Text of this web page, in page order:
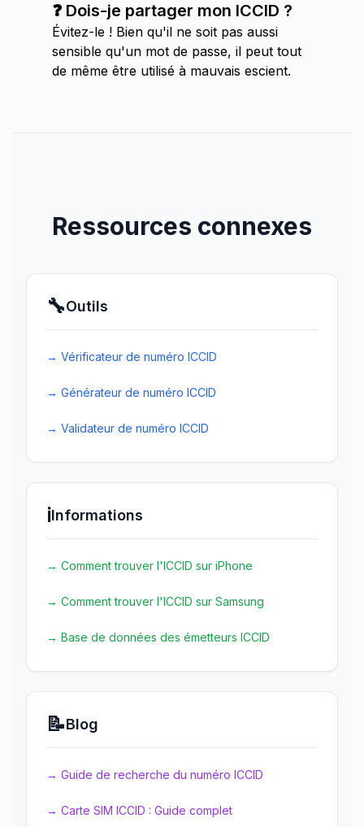
❓ Dois-je partager mon ICCID ?
Évitez-le ! Bien qu'il ne soit pas aussi
sensible qu'un mot de passe, il peut tout
de même être utilisé à mauvais escient.
Ressources connexes
🔧Outils
→ Vérificateur de numéro ICCID
→ Générateur de numéro ICCID
→ Validateur de numéro ICCID
ℹ️Informations
→ Comment trouver l'ICCID sur iPhone
→ Comment trouver l'ICCID sur Samsung
→ Base de données des émetteurs ICCID
📝Blog
→ Guide de recherche du numéro ICCID
→ Carte SIM ICCID : Guide complet